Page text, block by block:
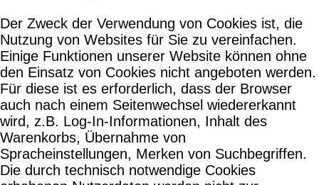
Der Zweck der Verwendung von Cookies ist, die
Nutzung von Websites für Sie zu vereinfachen.
Einige Funktionen unserer Website können ohne
den Einsatz von Cookies nicht angeboten werden.
Für diese ist es erforderlich, dass der Browser
auch nach einem Seitenwechsel wiedererkannt
wird, z.B. Log-In-Informationen, Inhalt des
Warenkorbs, Übernahme von
Spracheinstellungen, Merken von Suchbegriffen.
Die durch technisch notwendige Cookies